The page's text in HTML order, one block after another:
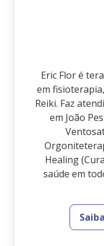
Eric Flor é
em
Reiki. Faz
em João
Healing
saúde em